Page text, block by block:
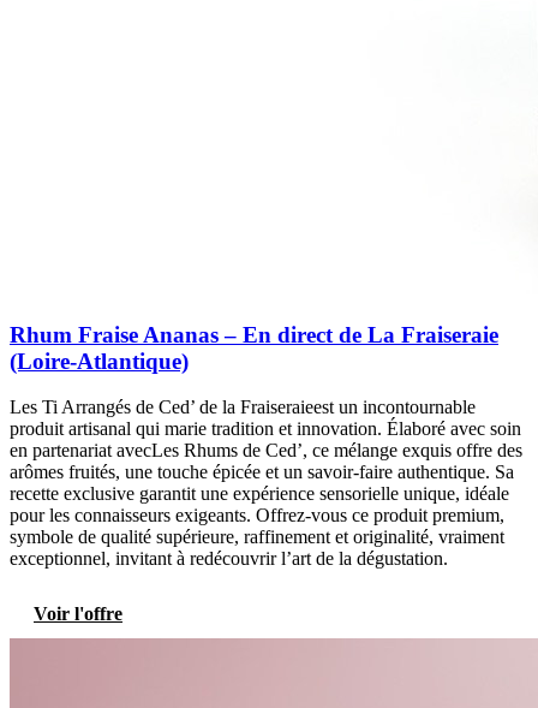
Rhum Fraise Ananas – En direct de La Fraiseraie
(Loire-Atlantique)
Les Ti Arrangés de Ced’ de la Fraiseraieest un incontournable
produit artisanal qui marie tradition et innovation. Élaboré avec soin
en partenariat avecLes Rhums de Ced’, ce mélange exquis offre des
arômes fruités, une touche épicée et un savoir-faire authentique. Sa
recette exclusive garantit une expérience sensorielle unique, idéale
pour les connaisseurs exigeants. Offrez-vous ce produit premium,
symbole de qualité supérieure, raffinement et originalité, vraiment
exceptionnel, invitant à redécouvrir l’art de la dégustation.
Voir l'offre